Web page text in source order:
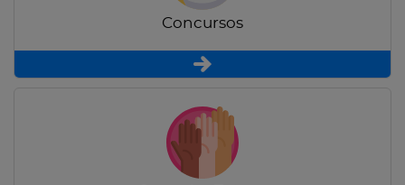
Concursos